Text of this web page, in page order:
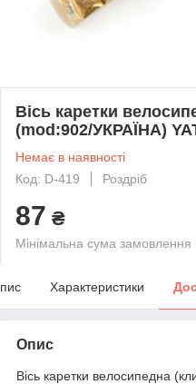
Вісь каретки
(mod:902/УКРАЇНА)
Немає в наявності
Код: D-419
Роздріб
87 ₴
Мінімальна сума
Характеристики
Опис
Вісь каретки велосипедна